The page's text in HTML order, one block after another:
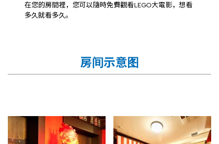
在您的房間裡，您可以隨時免費觀看LEGO大電影，想看
多久就看多久。
房间示意图